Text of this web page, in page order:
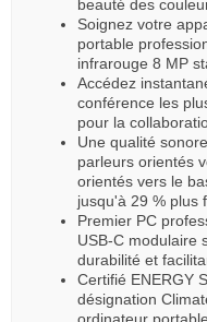
beauté des
Soignez votre
portable
infrarouge 8 MP
Accédez
conférence les
pour la
Une qualité
parleurs orientés
orientés vers le
jusqu'à 29 % plus
Premier PC
USB-C modulaire
durabilité et
Certifié ENERGY
désignation
ordinateur